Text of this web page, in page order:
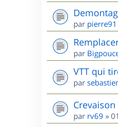
par pierre91
par
VTT qui
par
par rv69 »